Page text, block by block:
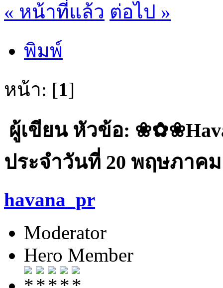
« หน้าที่แล้ว ต่อไป »
พิมพ์
หน้า: [1]
ผู้เขียนหัวข้อ:
ประจำวันที่ 20 พฤษภาคม
havana_pr
Moderator
Hero Member